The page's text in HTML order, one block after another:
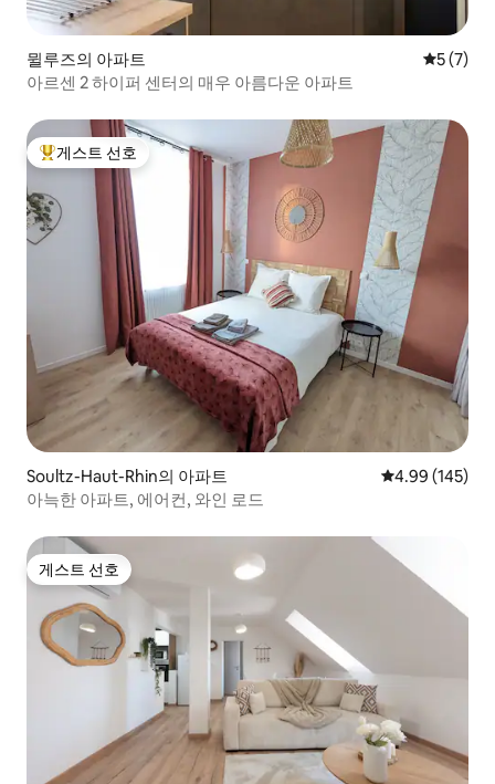
뮐루즈의 아파트 평점 5점
5 (7)
아르센 2 하이퍼 센터의 매우 아름다운 아파트
상위 게스트 선호
게스트 선호
Soultz-Haut-Rhin의 아파트 평점 4.99점(5
4.99 (145)
아늑한 아파트, 에어컨, 와인 로드
게스트 선호
게스트 선호